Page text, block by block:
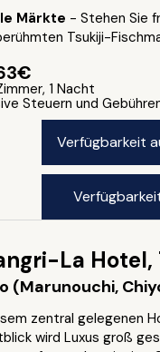
Märkte - Stehen Sie
Tsukiji-
1 Nacht
Steuern und
Verfügbarkeit
La Hotel,
(Marunouchi,
zentral gelegenen
wird Luxus groß